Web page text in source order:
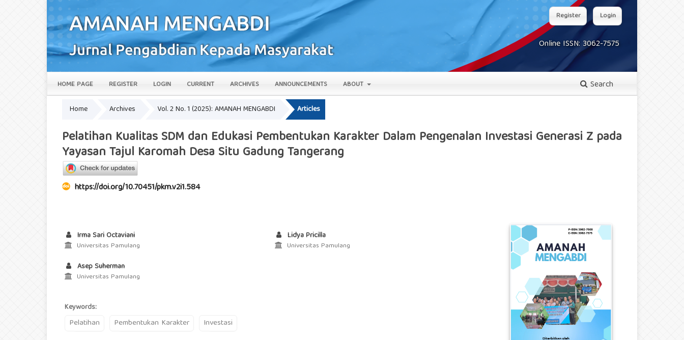
Online ISSN: 3062-7575
HOME PAGE REGISTER LOGIN CURRENT ARCHIVES ANNOUNCEMENTS ABOUT Search
Register Login
Home Archives Vol. 2 No. 1 (2025): AMANAH MENGABDI Articles
Pelatihan Kualitas SDM dan Edukasi Pembentukan Karakter Dalam Pengenalan Investasi Generasi Z pada
Yayasan Tajul Karomah Desa Situ Gadung Tangerang
https://doi.org/10.70451/pkm.v2i1.584
Irma Sari Octaviani
Universitas Pamulang
Lidya Pricilla
Universitas Pamulang
Asep Suherman
Universitas Pamulang
Keywords:
Pelatihan Pembentukan Karakter Investasi